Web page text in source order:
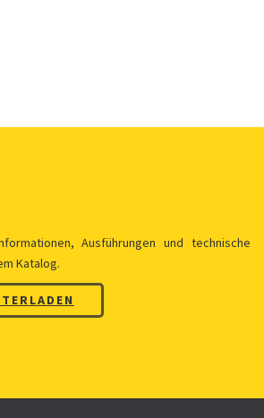
Ausführungen und technische
Katalog.